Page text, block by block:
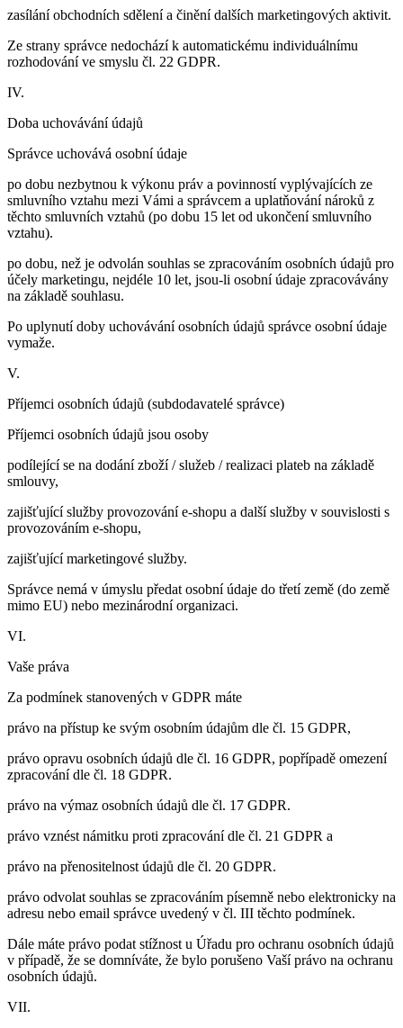
zasílání obchodních sdělení a činění dalších marketingových aktivit.
Ze strany správce nedochází k automatickému individuálnímu
rozhodování ve smyslu čl. 22 GDPR.
IV.
Doba uchovávání údajů
Správce uchovává osobní údaje
po dobu nezbytnou k výkonu práv a povinností vyplývajících ze
smluvního vztahu mezi Vámi a správcem a uplatňování nároků z
těchto smluvních vztahů (po dobu 15 let od ukončení smluvního
vztahu).
po dobu, než je odvolán souhlas se zpracováním osobních údajů pro
účely marketingu, nejdéle 10 let, jsou-li osobní údaje zpracovávány
na základě souhlasu.
Po uplynutí doby uchovávání osobních údajů správce osobní údaje
vymaže.
V.
Příjemci osobních údajů (subdodavatelé správce)
Příjemci osobních údajů jsou osoby
podílející se na dodání zboží / služeb / realizaci plateb na základě
smlouvy,
zajišťující služby provozování e-shopu a další služby v souvislosti s
provozováním e-shopu,
zajišťující marketingové služby.
Správce nemá v úmyslu předat osobní údaje do třetí země (do země
mimo EU) nebo mezinárodní organizaci.
VI.
Vaše práva
Za podmínek stanovených v GDPR máte
právo na přístup ke svým osobním údajům dle čl. 15 GDPR,
právo opravu osobních údajů dle čl. 16 GDPR, popřípadě omezení
zpracování dle čl. 18 GDPR.
právo na výmaz osobních údajů dle čl. 17 GDPR.
právo vznést námitku proti zpracování dle čl. 21 GDPR a
právo na přenositelnost údajů dle čl. 20 GDPR.
právo odvolat souhlas se zpracováním písemně nebo elektronicky na
adresu nebo email správce uvedený v čl. III těchto podmínek.
Dále máte právo podat stížnost u Úřadu pro ochranu osobních údajů
v případě, že se domníváte, že bylo porušeno Vaší právo na ochranu
osobních údajů.
VII.